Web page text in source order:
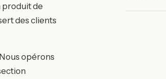
produit de
des clients
opérons